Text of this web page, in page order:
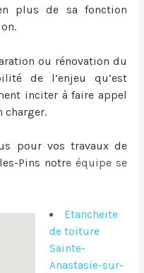
plus de sa fonction
ou rénovation du
de l’enjeu qu’est
inciter à faire appel
charger.
pour vos travaux de
Pins notre équipe se
Etancheite
de toiture
Sainte-
Anastasie-sur-